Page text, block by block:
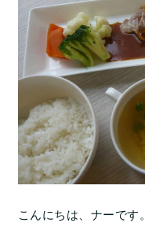
こんにちは、ナーです。